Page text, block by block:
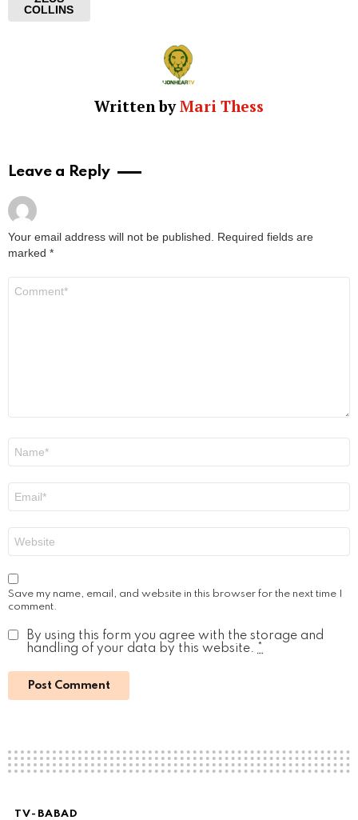
COLLINS
Written byMari Thess
Leave a Reply
Your email address will not be published.
Required fields are
marked *
Save my name, email, and website in this browser for the next time I
comment.
By using this form you agree with the storage and
handling of your data by this website. *
TV-BABAD